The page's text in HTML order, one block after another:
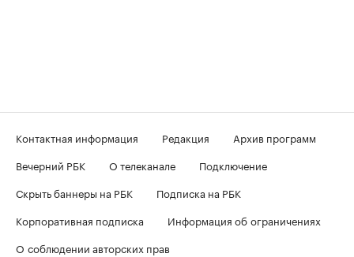
Контактная информация Редакция
Архив программ
Вечерний РБК
О телеканале
Подключение
Скрыть баннеры на РБК
Подписка на РБК
Корпоративная подписка
Информация об ограничениях
О соблюдении авторских прав